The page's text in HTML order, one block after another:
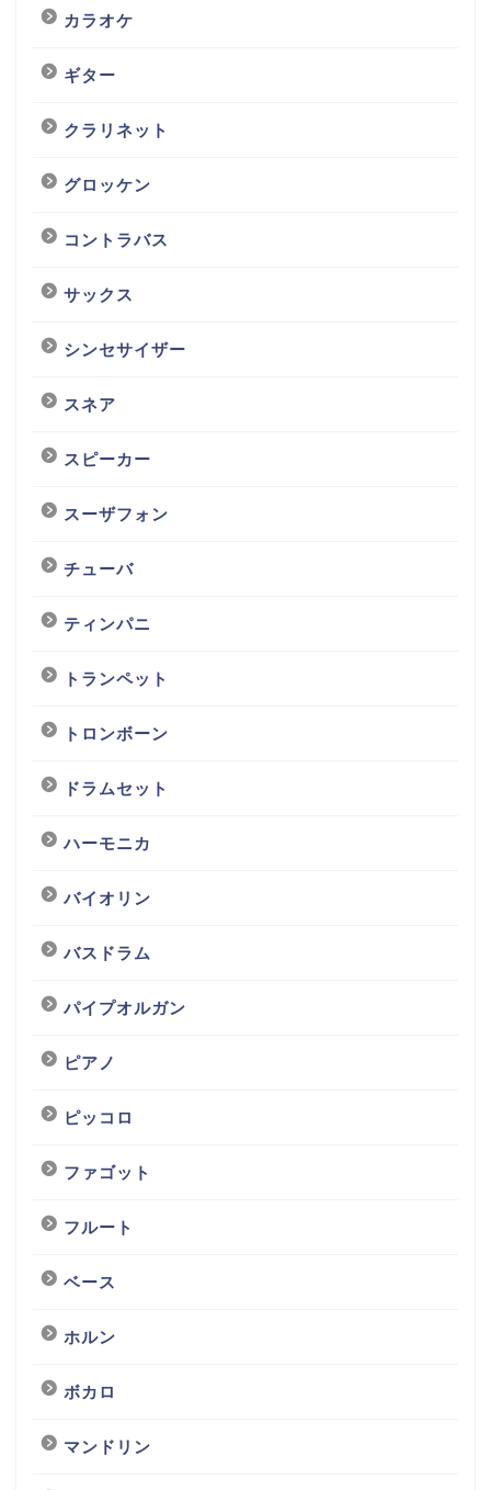
カラオケ
ギター
クラリネット
グロッケン
コントラバス
サックス
シンセサイザー
スネア
スピーカー
スーザフォン
チューバ
ティンパニ
トランペット
トロンボーン
ドラムセット
ハーモニカ
バイオリン
バスドラム
パイプオルガン
ピアノ
ピッコロ
ファゴット
フルート
ベース
ホルン
ボカロ
マンドリン